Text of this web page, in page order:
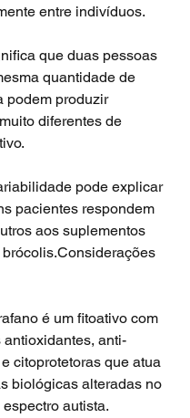
entre indivíduos.
quantidade de
podem produzir
diferentes de
pacientes respondem
aos suplementos
antioxidantes, anti-
citoprotetoras que atua
biológicas alteradas no
autista.